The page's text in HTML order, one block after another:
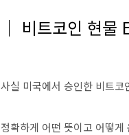
│ 비트코인 현물
사실 미국에서 승인한 비트
정확하게 어떤 뜻이고 어떻